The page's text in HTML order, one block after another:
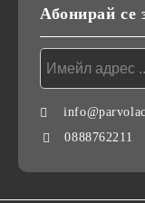
Абонирай се
0888762211